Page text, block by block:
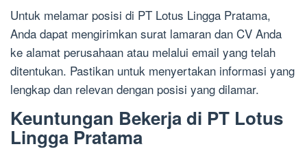
Untuk melamar posisi di PT Lotus Lingga Pratama,
Anda dapat mengirimkan surat lamaran dan CV Anda
ke alamat perusahaan atau melalui email yang telah
ditentukan. Pastikan untuk menyertakan informasi yang
lengkap dan relevan dengan posisi yang dilamar.
Keuntungan Bekerja di PT Lotus
Lingga Pratama